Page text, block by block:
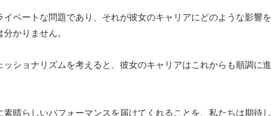
ベートな問題であり、それが彼女のキャリアにどのような影響を
かりません。
ッショナリズムを考えると、彼女のキャリアはこれからも順調に進
晴らしいパフォーマンスを届けてくれることを、私たちは期待し